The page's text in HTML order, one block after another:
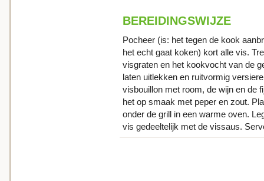
BEREIDINGSWIJZE
Pocheer (is: het tegen de kook
het echt gaat koken) kort alle vis.
visgraten en het kookvocht van de
laten uitlekken en ruitvormig
visbouillon met room, de wijn en de
het op smaak met peper en zout.
onder de grill in een warme oven.
vis gedeeltelijk met de vissaus.